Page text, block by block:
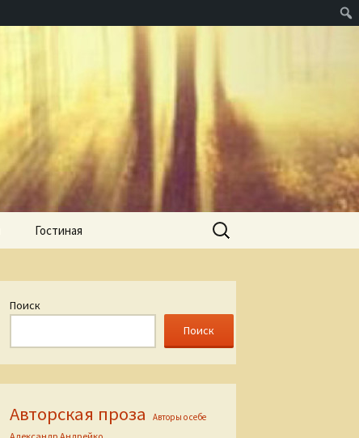
Гостиная
Найти:
Поиск
Поиск
Авторская проза Авторы о себе